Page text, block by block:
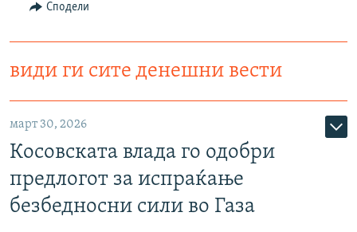
Сподели
види ги сите денешни вести
март 30, 2026
Косовската влада го одобри
предлогот за испраќање
безбедносни сили во Газа